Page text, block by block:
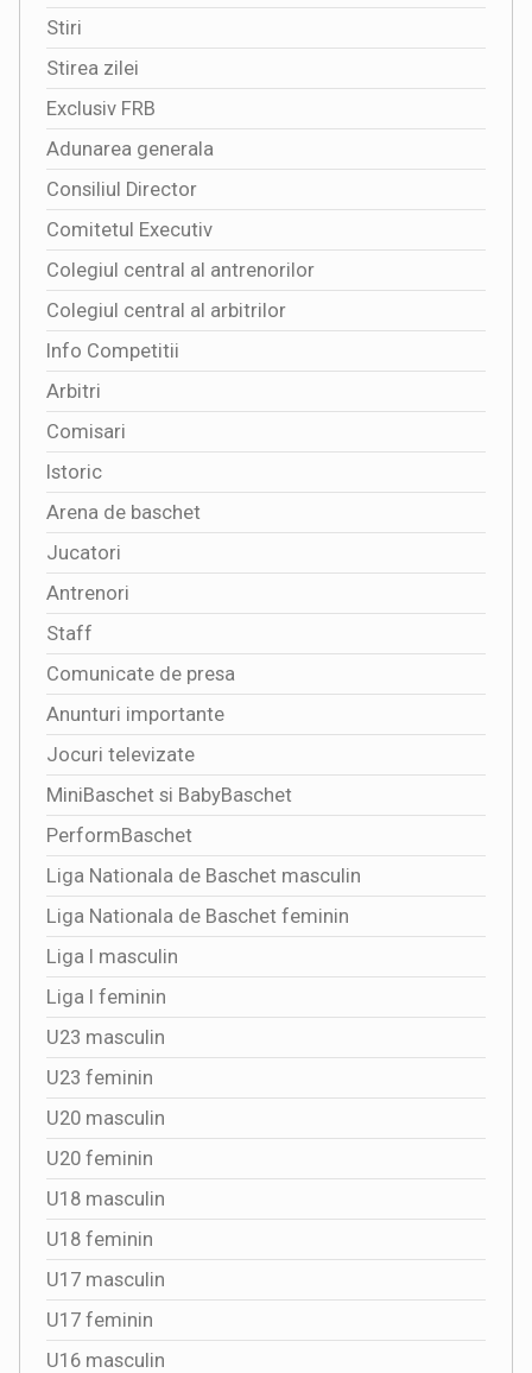
Stiri
Stirea zilei
Exclusiv FRB
Adunarea generala
Consiliul Director
Comitetul Executiv
Colegiul central al antrenorilor
Colegiul central al arbitrilor
Info Competitii
Arbitri
Comisari
Istoric
Arena de baschet
Jucatori
Antrenori
Staff
Comunicate de presa
Anunturi importante
Jocuri televizate
MiniBaschet si BabyBaschet
PerformBaschet
Liga Nationala de Baschet masculin
Liga Nationala de Baschet feminin
Liga I masculin
Liga I feminin
U23 masculin
U23 feminin
U20 masculin
U20 feminin
U18 masculin
U18 feminin
U17 masculin
U17 feminin
U16 masculin